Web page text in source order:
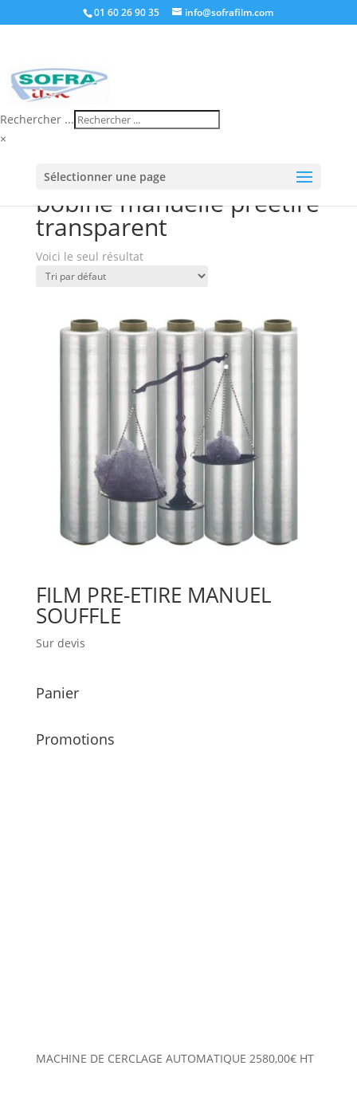
01 60 26 90 35 info@sofrafilm.com
Rechercher ...
×
Sélectionner une page
manuelle préétiré transparent”
bobine manuelle préétiré
transparent
Voici le seul résultat
FILM PRE-ETIRE MANUEL
SOUFFLE
Sur devis
Panier
Promotions
MACHINE DE CERCLAGE AUTOMATIQUE 2580,00€ HT